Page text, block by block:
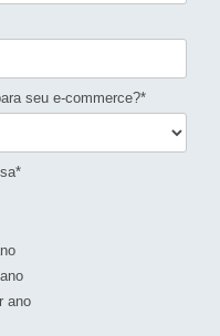
seu e-commerce?*
ano